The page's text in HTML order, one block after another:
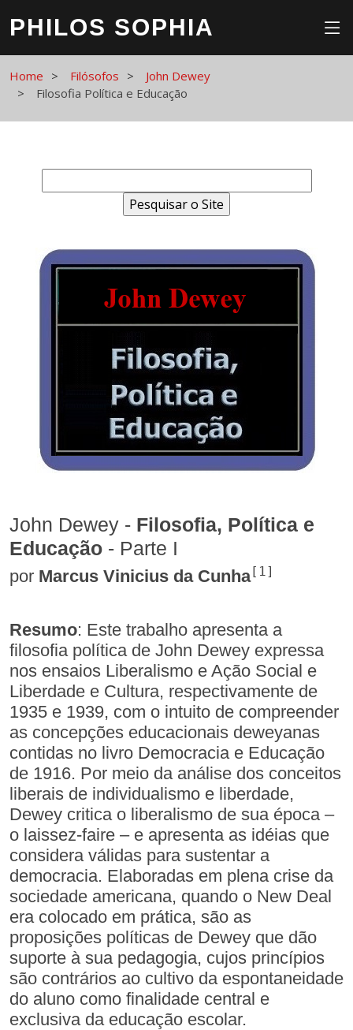
PHILOS SOPHIA
Home Filósofos
John Dewey
Filosofia Política e Educação
John Dewey - Filosofia, Política e
Educação - Parte I
por Marcus Vinicius da Cunha[1]
Resumo: Este trabalho apresenta a
filosofia política de John Dewey expressa
nos ensaios Liberalismo e Ação Social e
Liberdade e Cultura, respectivamente de
1935 e 1939, com o intuito de compreender
as concepções educacionais deweyanas
contidas no livro Democracia e Educação
de 1916. Por meio da análise dos conceitos
liberais de individualismo e liberdade,
Dewey critica o liberalismo de sua época –
o laissez-faire – e apresenta as idéias que
considera válidas para sustentar a
democracia. Elaboradas em plena crise da
sociedade americana, quando o New Deal
era colocado em prática, são as
proposições políticas de Dewey que dão
suporte à sua pedagogia, cujos princípios
são contrários ao cultivo da espontaneidade
do aluno como finalidade central e
exclusiva da educação escolar.